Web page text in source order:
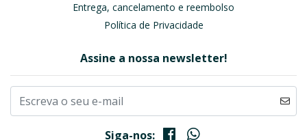
Entrega, cancelamento e reembolso
Política de Privacidade
Assine a nossa newsletter!
Siga-nos: